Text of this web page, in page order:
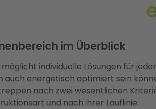
im Überblick
individuelle Lösungen für
auch energetisch optimiert sein
nach zwei wesentlichen
und nach ihrer Lauflinie.